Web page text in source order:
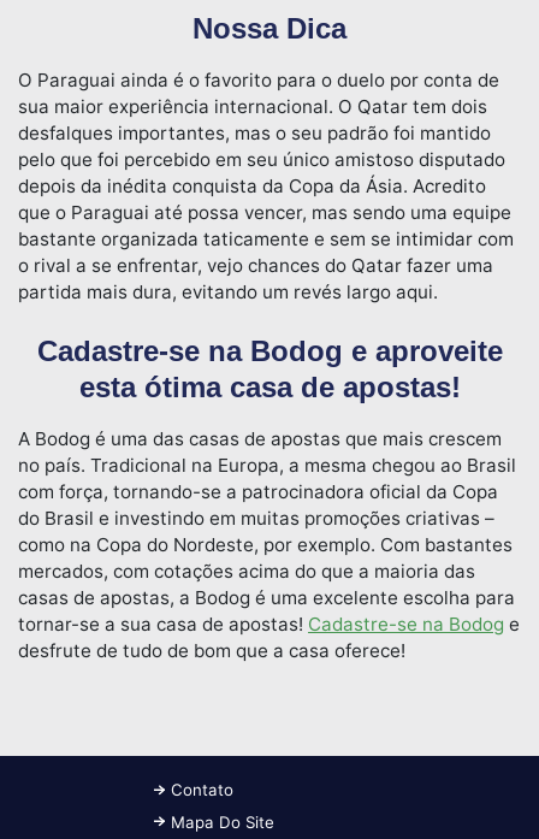
Nossa Dica
O Paraguai ainda é o favorito para o duelo por conta de
sua maior experiência internacional. O Qatar tem dois
desfalques importantes, mas o seu padrão foi mantido
pelo que foi percebido em seu único amistoso disputado
depois da inédita conquista da Copa da Ásia. Acredito
que o Paraguai até possa vencer, mas sendo uma equipe
bastante organizada taticamente e sem se intimidar com
o rival a se enfrentar, vejo chances do Qatar fazer uma
partida mais dura, evitando um revés largo aqui.
Cadastre-se na Bodog e aproveite
esta ótima casa de apostas!
A Bodog é uma das casas de apostas que mais crescem
no país. Tradicional na Europa, a mesma chegou ao Brasil
com força, tornando-se a patrocinadora oficial da Copa
do Brasil e investindo em muitas promoções criativas –
como na Copa do Nordeste, por exemplo. Com bastantes
mercados, com cotações acima do que a maioria das
casas de apostas, a Bodog é uma excelente escolha para
tornar-se a sua casa de apostas! Cadastre-se na Bodog e
desfrute de tudo de bom que a casa oferece!
Contato
Mapa Do Site